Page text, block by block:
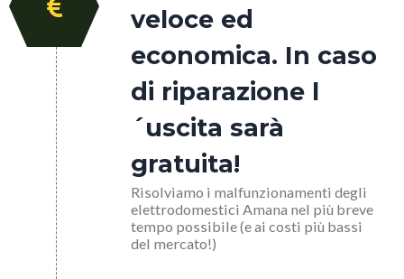
veloce ed
economica. In caso
di riparazione l
´uscita sarà
gratuita!
Risolviamo i malfunzionamenti degli
elettrodomestici Amana nel più breve
tempo possibile (e ai costi più bassi
del mercato!)